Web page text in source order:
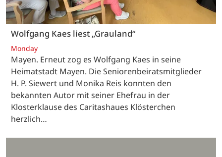
Wolfgang Kaes liest „Grauland“
Monday
Mayen. Erneut zog es Wolfgang Kaes in seine
Heimatstadt Mayen. Die Seniorenbeiratsmitglieder
H. P. Siewert und Monika Reis konnten den
bekannten Autor mit seiner Ehefrau in der
Klosterklause des Caritashaues Klösterchen
herzlich…